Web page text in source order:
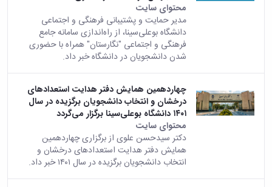
محتوای سایت
مدیر حمایت و پشتیبانی فرهنگی و اجتماعی
دانشگاه بوعلی‌سینا، از راه‌اندازی سامانه جامع
فرهنگی و اجتماعی "نگارستان" همراه با حضوری
شدن دانشجویان در دانشگاه خبر داد.
چهاردهمین همایش دفتر هدایت استعداد‌های
درخشان و انتخاب دانشجویان برگزیده در سال
۱۴۰۱ دانشگاه بوعلی‌سینا برگزار می‌گردد
محتوای سایت
دکتر سیدحسن علوی از برگزاری چهاردهمین
همایش دفتر هدایت استعداد‌های درخشان و
انتخاب دانشجویان برگزیده در سال ۱۴۰۱ خبر داد.